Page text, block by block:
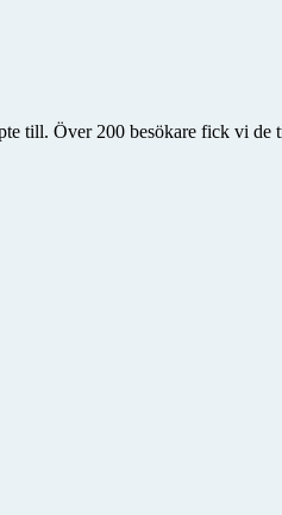
till. Över 200 besökare fick vi